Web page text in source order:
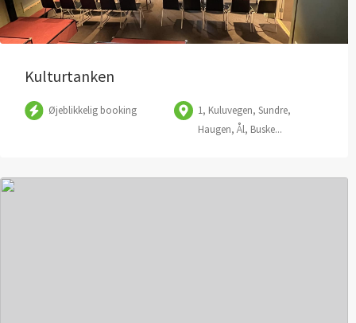
Kulturtanken
Øjeblikkelig booking
1, Kuluvegen, Sundre,
Haugen, Ål, Buske...